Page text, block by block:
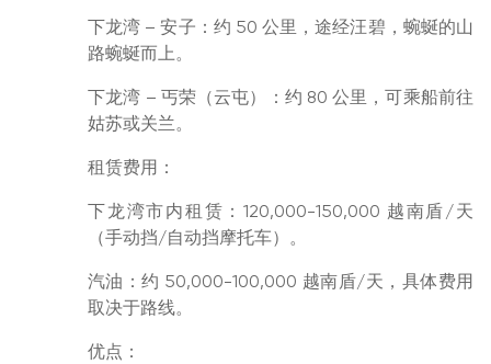
下龙湾 – 安子：约 50 公里，途经汪碧，蜿蜒的山
路蜿蜒而上。
下龙湾 – 丐荣（云屯）：约 80 公里，可乘船前往
姑苏或关兰。
租赁费用：
下龙湾市内租赁：120,000-150,000 越南盾/天
（手动挡/自动挡摩托车）。
汽油：约 50,000-100,000 越南盾/天，具体费用
取决于路线。
优点：